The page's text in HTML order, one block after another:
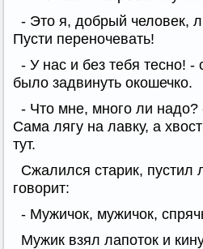
- Это я, добрый человек,
Пусти переночевать!
- У нас и без тебя тесно! -
было задвинуть окошечко.
- Что мне, много ли надо?
Сама лягу на лавку, а
тут.
Сжалился старик, пустил
говорит:
- Мужичок, мужичок,
Мужик взял лапоток и